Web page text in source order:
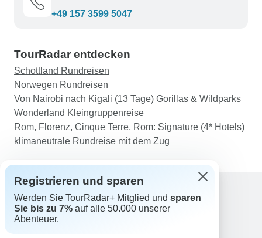
+49 157 3599 5047
TourRadar entdecken
Schottland Rundreisen
Norwegen Rundreisen
Von Nairobi nach Kigali (13 Tage) Gorillas & Wildparks
Wonderland Kleingruppenreise
Rom, Florenz, Cinque Terre, Rom: Signature (4* Hotels)
klimaneutrale Rundreise mit dem Zug
Support
Kontakt
Registrieren und sparen
Werden Sie TourRadar+ Mitglied und sparen
Sie bis zu 7% auf alle 50.000 unserer
Abenteuer.